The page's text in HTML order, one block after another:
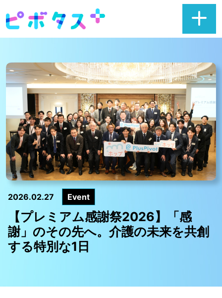
2026.02.27 Event
【プレミアム感謝祭2026】「感
謝」のその先へ。介護の未来を共創
する特別な1日